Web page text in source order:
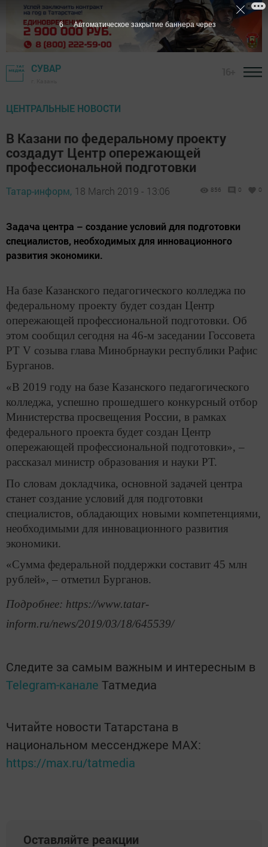
СУВАР
ЦЕНТРАЛЬНЫЕ НОВОСТИ
В Казани по федеральному проекту
создадут Центр опережающей
профессиональной подготовки
Татар-информ, 18 March 2019 - 13:06 856 0 0
Задача центра – создание условий для подготовки
специалистов, необходимых для инновационного
развития экономики.
На базе Казанского педагогического колледжа по
федеральному проекту будет создан Центр
опережающей профессиональной подготовки. Об
этом сообщил сегодня на 46-м заседании Госсовета
РТ V созыва глава Минобрнауки республики Рафис
Бурганов.
«В 2019 году на базе Казанского педагогического
колледжа, успешно прошедшего конкурсный отбор
Министерства просвещения России, в рамках
федерального проекта будет создан Центр
опережающей профессиональной подготовки», –
рассказал министр образования и науки РТ.
По словам докладчика, основной задачей центра
станет создание условий для подготовки
специалистов, обладающих новыми компетенциями,
необходимыми для инновационного развития
экономики.
«Сумма федеральной поддержки составит 45 млн
рублей», – отметил Бурганов.
Подробнее: https://www.tatar-
inform.ru/news/2019/03/18/645539/
Следите за самым важным и интересным в
Telegram-канале Татмедиа
Читайте новости Татарстана в
национальном мессенджере MАХ:
https://max.ru/tatmedia
Оставляйте реакции
6 Автоматическое закрытие баннера через